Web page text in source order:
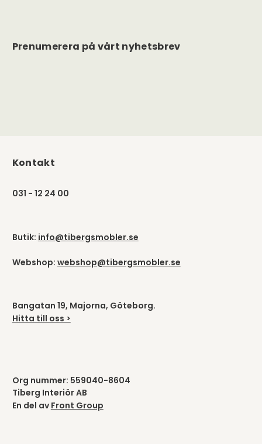
Prenumerera på vårt nyhetsbrev
Kontakt
031 - 12 24 00
Butik: info@tibergsmobler.se
Webshop: webshop@tibergsmobler.se
Bangatan 19, Majorna, Göteborg.
Hitta till oss >
Org nummer: 559040-8604
Tiberg Interiör AB
En del av Front Group